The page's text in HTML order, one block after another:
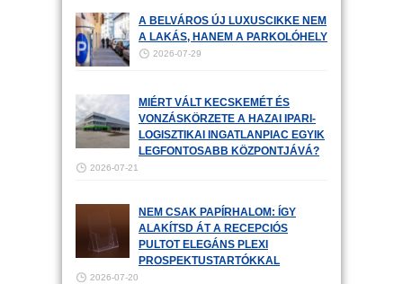
A BELVÁROS ÚJ LUXUSCIKKE NEM
A LAKÁS, HANEM A PARKOLÓHELY
2026-07-29
MIÉRT VÁLT KECSKEMÉT ÉS
VONZÁSKÖRZETE A HAZAI IPARI-
LOGISZTIKAI INGATLANPIAC EGYIK
LEGFONTOSABB KÖZPONTJÁVÁ?
2026-07-21
NEM CSAK PAPÍRHALOM: ÍGY
ALAKÍTSD ÁT A RECEPCIÓS
PULTOT ELEGÁNS PLEXI
PROSPEKTUSTARTÓKKAL
2026-07-20